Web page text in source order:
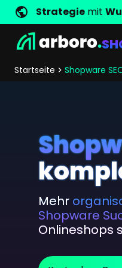
Strategie mit
Entwicklung
Shopentwicklung
Consulting
Shop Erfolgsstorys
Management
Jobsarboro als
AnfrageStandorte
Startseite Shopware
Mehr
Shopware
Onlineshops